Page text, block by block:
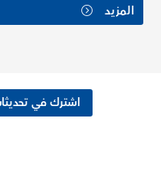
المزيد
اشترك في